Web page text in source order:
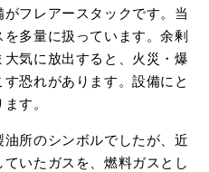
フレアースタックです。当
多量に扱っています。余剰
気に放出すると、火災・爆
恐れがあります。設備にと
す。
所のシンボルでしたが、近
いたガスを、燃料ガスとし